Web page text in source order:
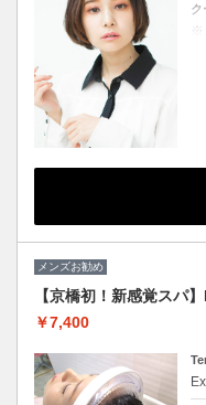
ク
※
メンズお勧め
【京橋初！新感覚スパ
￥7,400